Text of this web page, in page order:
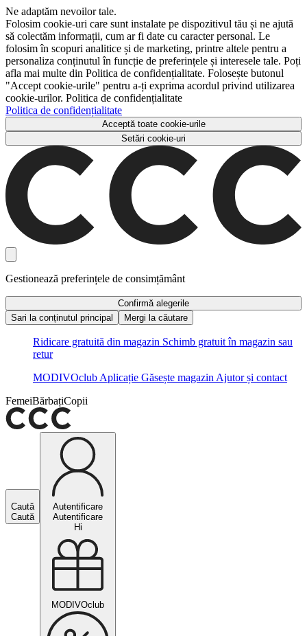
Ne adaptăm nevoilor tale.
Folosim cookie-uri care sunt instalate pe dispozitivul tău și ne ajută
să colectăm informații, cum ar fi date cu caracter personal. Le
folosim în scopuri analitice și de marketing, printre altele pentru a
personaliza conținutul în funcție de preferințele și interesele tale. Poți
afla mai multe din Politica de confidențialitate. Folosește butonul
"Accept cookie-urile" pentru a-ți exprima acordul privind utilizarea
cookie-urilor. Politica de confidențialitate
Politica de confidențialitate
Acceptă toate cookie-urile
Setări cookie-uri
Gestionează preferințele de consimțământ
Confirmă alegerile
Sari la conținutul principal
Mergi la căutare
Ridicare gratuită din magazin Schimb gratuit în magazin sau
retur
MODIVOclub Aplicație Găsește magazin Ajutor și contact
FemeiBărbațiCopii
Caută
Caută
Autentificare
Autentificare
Hi
MODIVOclub